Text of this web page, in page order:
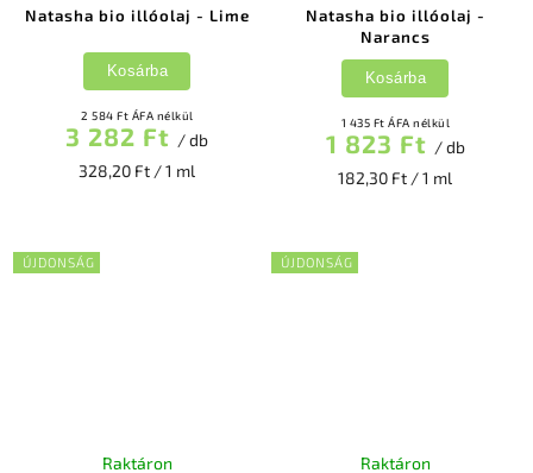
Natasha bio illóolaj - Lime
2 584 Ft ÁFA nélkül
3 282 Ft / db
328,20 Ft / 1 ml
Kosárba
Natasha bio illóolaj -
Narancs
1 435 Ft ÁFA nélkül
1 823 Ft / db
182,30 Ft / 1 ml
Kosárba
ÚJDONSÁG
Raktáron
ÚJDONSÁG
Raktáron